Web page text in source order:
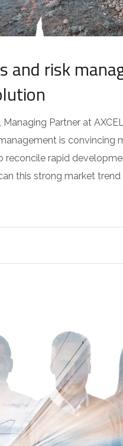
and risk
Partner at
is convincing
reconcile rapid
this strong market